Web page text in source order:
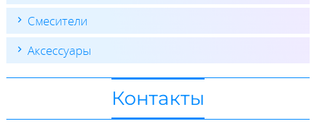
Смесители
Аксессуары
Контакты